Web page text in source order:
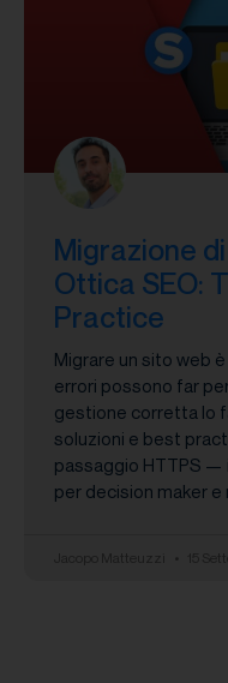
Migrazione
Ottica SEO:
Practice
Migrare un sito web
errori possono far
gestione corretta lo
soluzioni e best
passaggio HTTPS —
per decision maker e